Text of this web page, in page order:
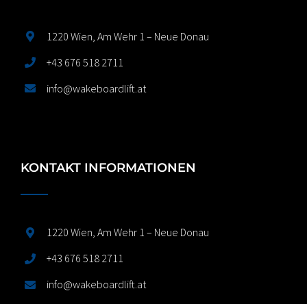
1220 Wien, Am Wehr 1 – Neue Donau
+43 676 518 2711
info@wakeboardlift.at
KONTAKT INFORMATIONEN
1220 Wien, Am Wehr 1 – Neue Donau
+43 676 518 2711
info@wakeboardlift.at